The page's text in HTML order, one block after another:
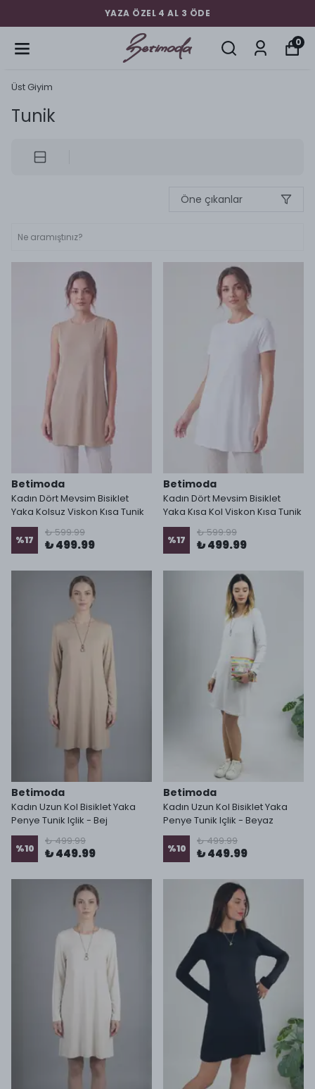
YAZA ÖZEL 4 AL 3 ÖDE
0
Üst Giyim
Tunik
Öne çıkanlar
Betimoda
Kadın Dört Mevsim Bisiklet
Yaka Kolsuz Viskon Kısa Tunik
%17
₺ 599.99
₺ 499.99
Betimoda
Kadın Dört Mevsim Bisiklet
Yaka Kısa Kol Viskon Kısa Tunik
%17
₺ 599.99
₺ 499.99
Betimoda
Kadın Uzun Kol Bisiklet Yaka
Penye Tunik Içlik - Bej
%10
₺ 499.99
₺ 449.99
Betimoda
Kadın Uzun Kol Bisiklet Yaka
Penye Tunik Içlik - Beyaz
%10
₺ 499.99
₺ 449.99